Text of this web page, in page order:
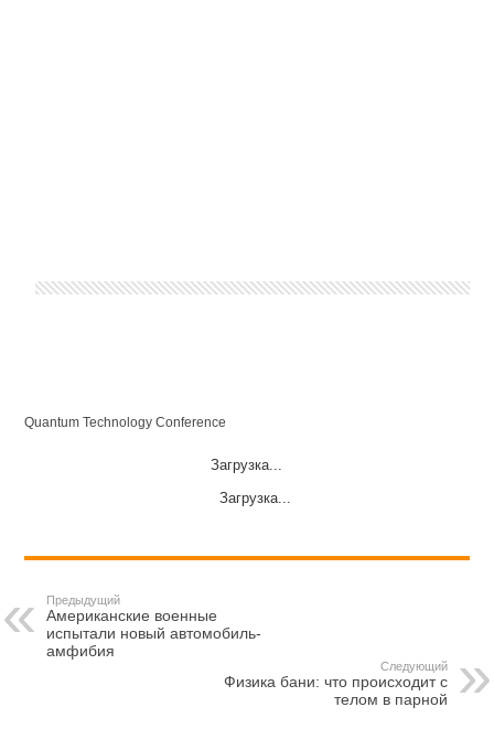
Quantum Technology Conference
Загрузка...
Загрузка...
Предыдущий
Американские военные
испытали новый автомобиль-
амфибия
Следующий
Физика бани: что происходит с
телом в парной